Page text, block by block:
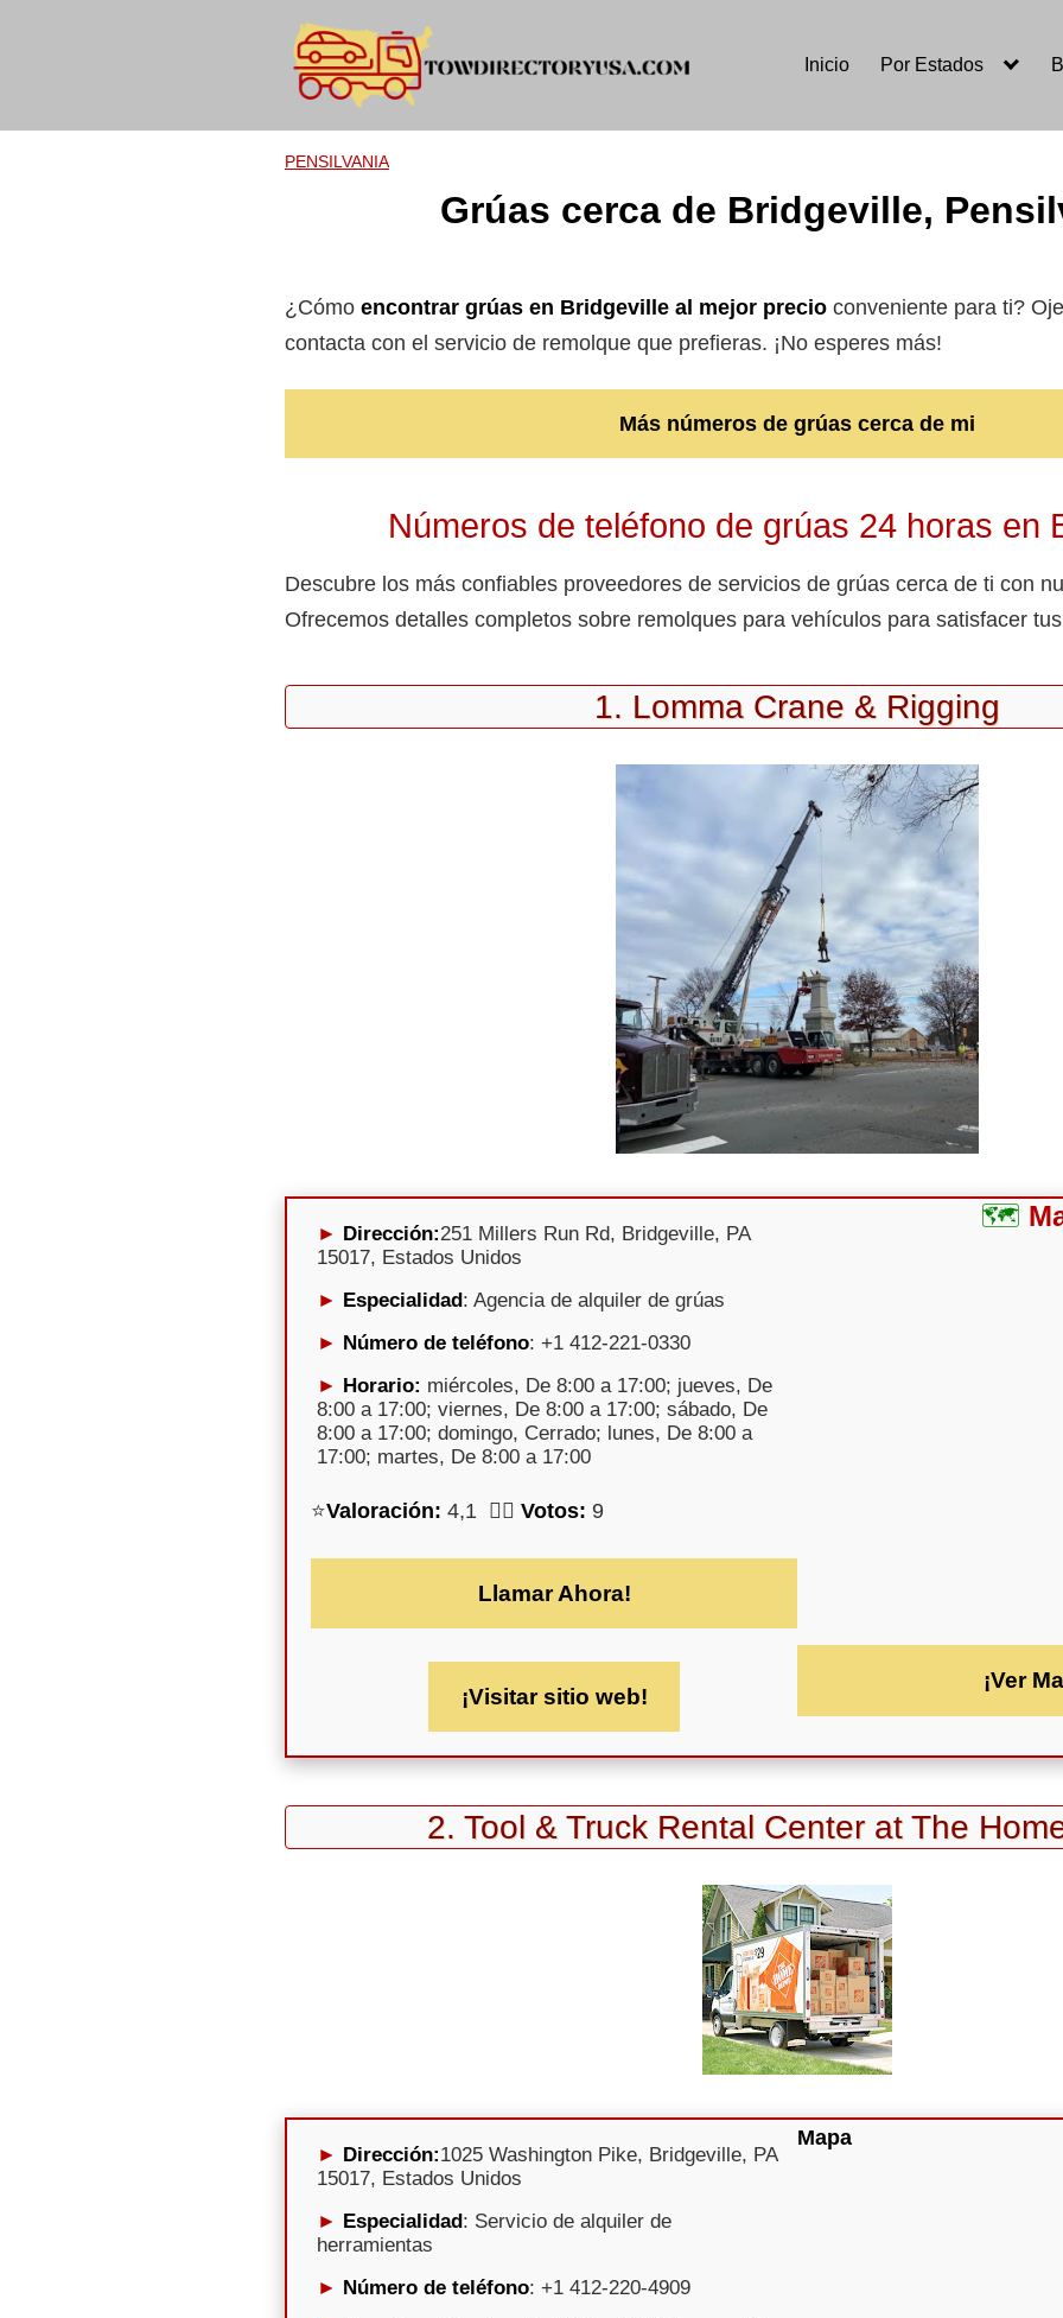
Inicio Por Estados
PENSILVANIA
Grúas cerca de Bridgeville,
¿Cómo encontrar grúas en Bridgeville al mejor precio conveniente para ti?
contacta con el servicio de remolque que prefieras. ¡No esperes más!
Más números de grúas cerca de mi
Números de teléfono de grúas 24 horas en
Descubre los más confiables proveedores de servicios de grúas cerca de ti con
Ofrecemos detalles completos sobre remolques para vehículos para satisfacer
1. Lomma Crane & Rigging
Dirección:251 Millers Run Rd, Bridgeville, PA
15017, Estados Unidos
Especialidad: Agencia de alquiler de grúas
Número de teléfono: +1 412-221-0330
Horario: miércoles, De 8:00 a 17:00; jueves, De
8:00 a 17:00; viernes, De 8:00 a 17:00; sábado, De
8:00 a 17:00; domingo, Cerrado; lunes, De 8:00 a
17:00; martes, De 8:00 a 17:00
⭐Valoración: 4,1 🕵️‍♀️ Votos: 9
Llamar Ahora!
¡Visitar sitio web!
¡Ver
2. Tool & Truck Rental Center at The
Dirección:1025 Washington Pike, Bridgeville, PA
15017, Estados Unidos
Especialidad : Servicio de alquiler de
herramientas
Número de teléfono: +1 412-220-4909
Mapa